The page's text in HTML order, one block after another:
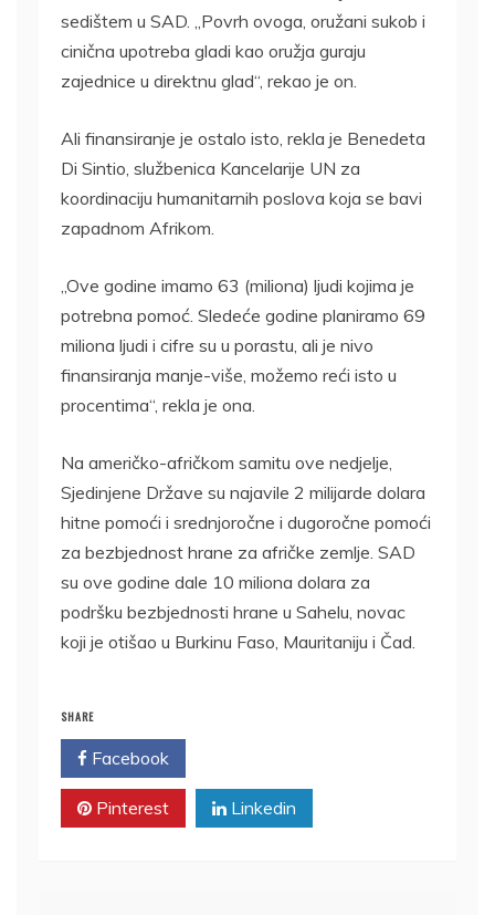
sedištem u SAD. „Povrh ovoga, oružani sukob i
cinična upotreba gladi kao oružja guraju
zajednice u direktnu glad“, rekao je on.
Ali finansiranje je ostalo isto, rekla je Benedeta
Di Sintio, službenica Kancelarije UN za
koordinaciju humanitarnih poslova koja se bavi
zapadnom Afrikom.
„Ove godine imamo 63 (miliona) ljudi kojima je
potrebna pomoć. Sledeće godine planiramo 69 ​​
miliona ljudi i cifre su u porastu, ali je nivo
finansiranja manje-više, možemo reći isto u
procentima“, rekla je ona.
Na američko-afričkom samitu ove nedjelje,
Sjedinjene Države su najavile 2 milijarde dolara
hitne pomoći i srednjoročne i dugoročne pomoći
za bezbjednost hrane za afričke zemlje. SAD
su ove godine dale 10 miliona dolara za
podršku bezbjednosti hrane u Sahelu, novac
koji je otišao u Burkinu Faso, Mauritaniju i Čad.
SHARE
Facebook
Pinterest Linkedin